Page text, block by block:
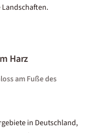
Harz
am Fuße des
in Deutschland,